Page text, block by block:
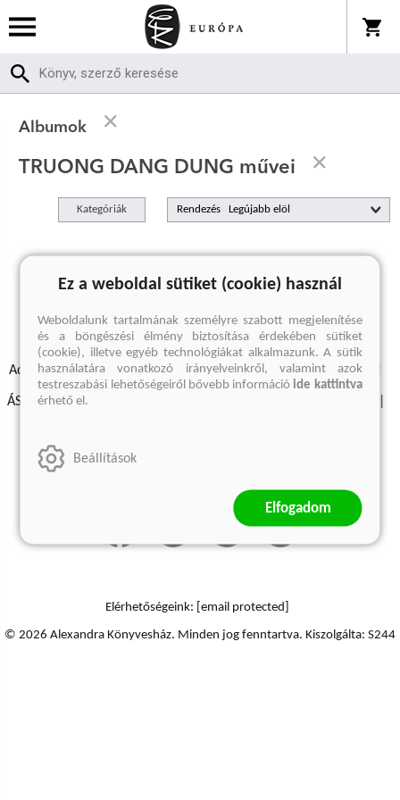
Albumok
TRUONG DANG DUNG művei
Kategóriák Rendezés
A keresett kifejezésre nincs találat
Adatvédelmi szabályzatok Elállási felmondási nyilatkozat
ÁSZF - Vásárlási feltételek
Szállítási információk
Elérhetőségeink: [email protected]
© 2026 Alexandra Könyvesház. Minden jog fenntartva. Kiszolgálta: S244
Ez a weboldal sütiket (cookie) használ
Weboldalunk tartalmának személyre szabott megjelenítése
és a böngészési élmény biztosítása érdekében sütiket
(cookie), illetve egyéb technológiákat alkalmazunk. A sütik
használatára vonatkozó irányelveinkről, valamint azok
testreszabási lehetőségeiről bővebb információide kattintva
érhető el.
Beállítások
Elfogadom